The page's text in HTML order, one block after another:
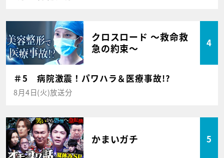
クロスロード ～救命救
急の約束～
4
＃5 病院激震！パワハラ＆医療事故!?
8月4日(火)放送分
かまいガチ 5